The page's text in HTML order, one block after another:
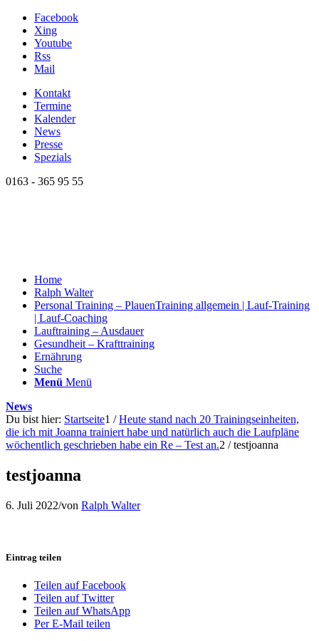
Facebook
Xing
Youtube
Rss
Mail
Kontakt
Termine
Kalender
News
Presse
Spezials
0163 - 365 95 55
Home
Ralph Walter
Personal Training – PlauenTraining allgemein | Lauf-Training
| Lauf-Coaching
Lauftraining – Ausdauer
Gesundheit – Krafttraining
Ernährung
Suche
Menü Menü
News
Du bist hier: Startseite1 / Heute stand nach 20 Trainingseinheiten,
die ich mit Joanna trainiert habe und natürlich auch die Laufpläne
wöchentlich geschrieben habe ein Re – Test an.2 / testjoanna
testjoanna
6. Juli 2022/von Ralph Walter
Eintrag teilen
Teilen auf Facebook
Teilen auf Twitter
Teilen auf WhatsApp
Per E-Mail teilen